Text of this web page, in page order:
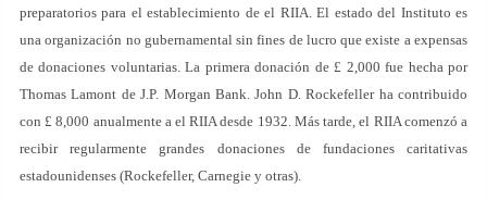
preparatorios para el establecimiento de el RIIA. El estado del Instituto es
una organización no gubernamental sin fines de lucro que existe a expensas
de donaciones voluntarias. La primera donación de £ 2,000 fue hecha por
Thomas Lamont de J.P. Morgan Bank. John D. Rockefeller ha contribuido
con £ 8,000 anualmente a el RIIA desde 1932. Más tarde, el RIIA comenzó a
recibir regularmente grandes donaciones de fundaciones caritativas
estadounidenses (Rockefeller, Carnegie y otras).